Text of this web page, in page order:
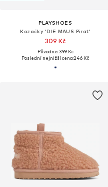
PLAYSHOES
Kozačky 'DIE MAUS Pirat'
309 Kč
Původně: 399 Kč
Poslední nejnižší cena:246 Kč